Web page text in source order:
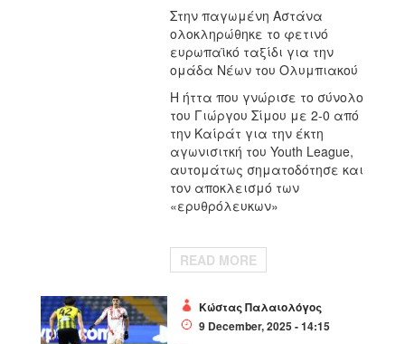
Στην παγωμένη Αστάνα
ολοκληρώθηκε το φετινό
ευρωπαϊκό ταξίδι για την
ομάδα Νέων του Ολυμπιακού
Η ήττα που γνώρισε το σύνολο
του Γιώργου Σίμου με 2-0 από
την Καίράτ για την έκτη
αγωνισιτκή του Youth League,
αυτομάτως σηματοδότησε και
τον αποκλεισμό των
«ερυθρόλευκων»
READ MORE
Κώστας Παλαιολόγος
9 December, 2025 - 14:15